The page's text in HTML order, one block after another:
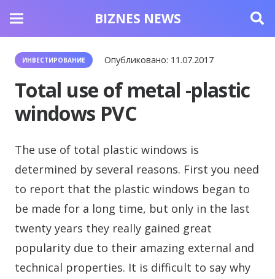
BIZNES NEWS
ИНВЕСТИРОВАНИЕ Опубликовано: 11.07.2017
Total use of metal -plastic
windows PVC
The use of total plastic windows is
determined by several reasons. First you need
to report that the plastic windows began to
be made for a long time, but only in the last
twenty years they really gained great
popularity due to their amazing external and
technical properties. It is difficult to say why